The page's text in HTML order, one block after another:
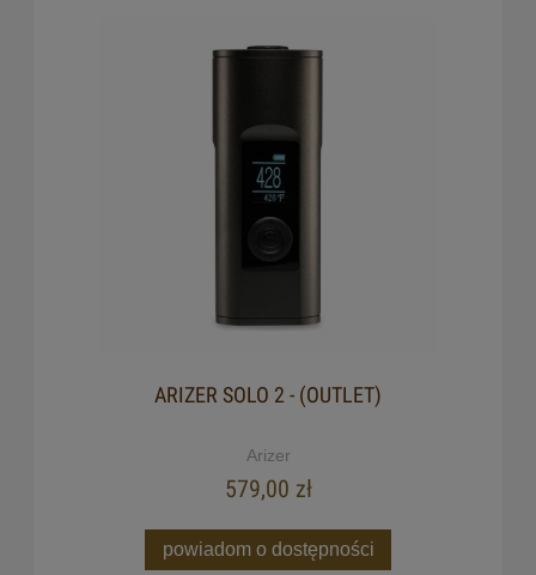
ARIZER SOLO 2 - (OUTLET)
Arizer
579,00 zł
powiadom o dostępności